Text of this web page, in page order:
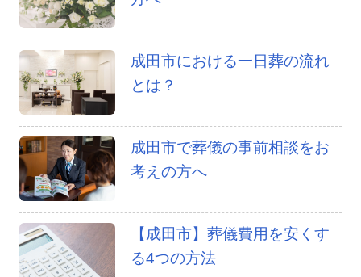
成田市における一日葬の流れ
とは？
成田市で葬儀の事前相談をお
考えの方へ
【成田市】葬儀費用を安くす
る4つの方法